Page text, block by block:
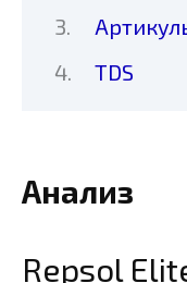
TDS
Анализ
Repsol